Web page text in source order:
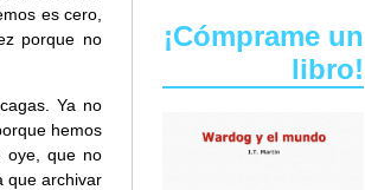
¡Cómprame un
libro!
es cero,
porque no
Ya no
hemos
oye, que no
que archivar